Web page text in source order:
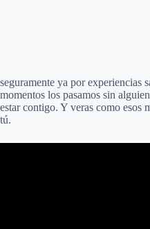
seguramente ya por experiencias
momentos los pasamos sin
estar contigo. Y veras como esos
tú.